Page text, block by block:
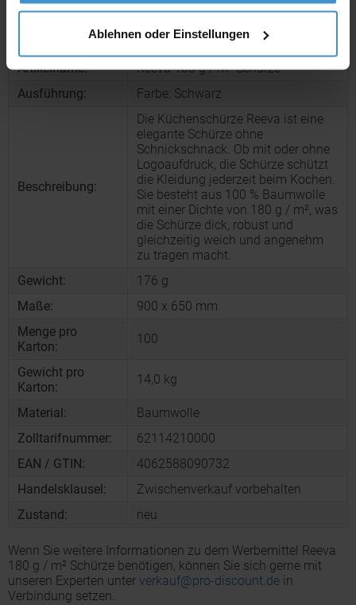
Ablehnen oder Einstellungen
Produktinformationen zu diesem Werbeartikel
Artikelnummer:
CPO11271200
Artikelname:
Reeva 180 g / m² Schürze
Ausführung:
Farbe: Schwarz
Beschreibung:
Die Küchenschürze Reeva ist eine
elegante Schürze ohne
Schnickschnack. Ob mit oder ohne
Logoaufdruck, die Schürze schützt
die Kleidung jederzeit beim Kochen.
Sie besteht aus 100 % Baumwolle
mit einer Dichte von 180 g / m², was
die Schürze dick, robust und
gleichzeitig weich und angenehm
zu tragen macht.
Gewicht:
176 g
Maße:
900 x 650 mm
Menge pro
Karton:
100
Gewicht pro
Karton:
14,0 kg
Material:
Baumwolle
Zolltarifnummer:
62114210000
EAN / GTIN:
4062588090732
Handelsklausel:
Zwischenverkauf vorbehalten
Zustand:
neu
Wenn Sie weitere Informationen zu dem Werbemittel Reeva
180 g / m² Schürze benötigen, können Sie sich gerne mit
unseren Experten unter verkauf@pro-discount.de in
Verbindung setzen.